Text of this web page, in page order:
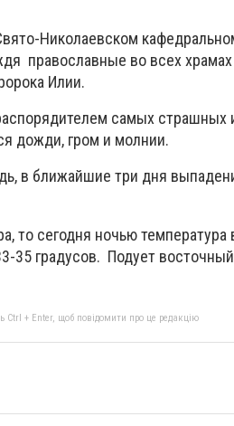
Николаевском
православные во всех
Илии.
самых страшных
дожди, гром и молнии.
в ближайшие три дня
то сегодня ночью температура
35 градусов. Подует
Ctrl + Enter, щоб повідомити про це редакцію